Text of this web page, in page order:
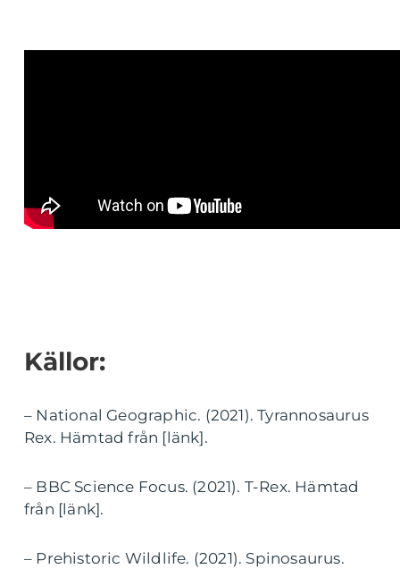
Källor:
– National Geographic. (2021). Tyrannosaurus
Rex. Hämtad från [länk].
– BBC Science Focus. (2021). T-Rex. Hämtad
från [länk].
– Prehistoric Wildlife. (2021). Spinosaurus.